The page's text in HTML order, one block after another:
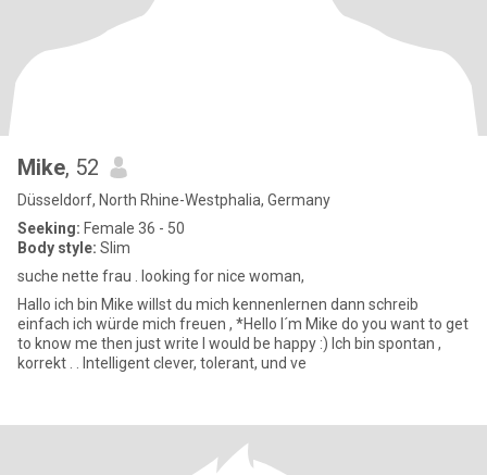
Mike, 52
Düsseldorf, North Rhine-Westphalia, Germany
Seeking: Female 36 - 50
Body style: Slim
suche nette frau . looking for nice woman,
Hallo ich bin Mike willst du mich kennenlernen dann schreib
einfach ich würde mich freuen , *Hello I´m Mike do you want to get
to know me then just write I would be happy :) Ich bin spontan ,
korrekt . . Intelligent clever, tolerant, und ve